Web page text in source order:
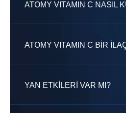
ATOMY VITAMIN C NASIL
ATOMY VITAMIN C BİR
YAN ETKİLERİ VAR MI?